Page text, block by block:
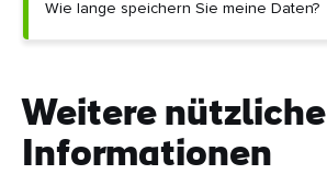
Wie lange speichern Sie meine Daten?
Weitere nützliche
Informationen